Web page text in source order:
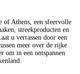
of Athens, een sfeervolle
streekproducten en
u verrassen door een
meer over de rijke
om in een ontspannen